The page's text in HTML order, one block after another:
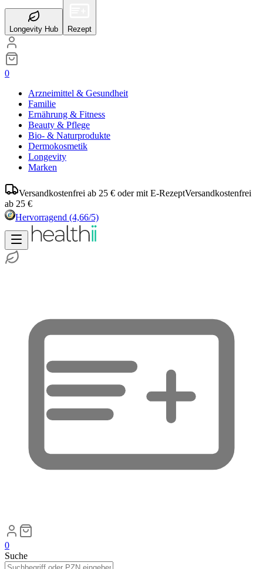
Longevity Hub Rezept
0
Arzneimittel & Gesundheit
Familie
Ernährung & Fitness
Beauty & Pflege
Bio- & Naturprodukte
Dermokosmetik
Longevity
Marken
Versandkostenfrei ab 25 € oder mit E-RezeptVersandkostenfrei
ab 25 €
Hervorragend (4,66/5)
0
Suche